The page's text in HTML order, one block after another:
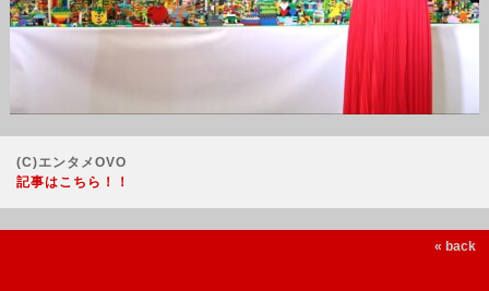
(C)エンタメOVO
記事はこちら！！
« back